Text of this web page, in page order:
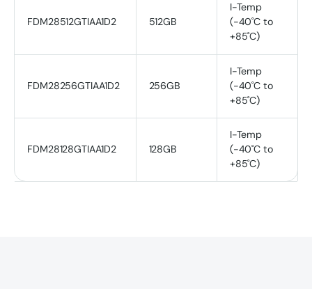
FDM28512GTIAA1D2 512GB
I-Temp
(-40˚C to
+85˚C)
FDM28256GTIAA1D2 256GB
I-Temp
(-40˚C to
+85˚C)
FDM28128GTIAA1D2 128GB
I-Temp
(-40˚C to
+85˚C)